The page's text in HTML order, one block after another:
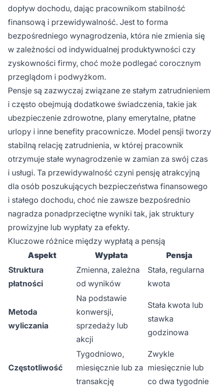
dopływ dochodu, dając pracownikom stabilność
finansową i przewidywalność. Jest to forma
bezpośredniego wynagrodzenia, która nie zmienia się
w zależności od indywidualnej produktywności czy
zyskowności firmy, choć może podlegać corocznym
przeglądom i podwyżkom.
Pensje są zazwyczaj związane ze stałym zatrudnieniem
i często obejmują dodatkowe świadczenia, takie jak
ubezpieczenie zdrowotne, plany emerytalne, płatne
urlopy i inne benefity pracownicze. Model pensji tworzy
stabilną relację zatrudnienia, w której pracownik
otrzymuje stałe wynagrodzenie w zamian za swój czas
i usługi. Ta przewidywalność czyni pensję atrakcyjną
dla osób poszukujących bezpieczeństwa finansowego
i stałego dochodu, choć nie zawsze bezpośrednio
nagradza ponadprzeciętne wyniki tak, jak struktury
prowizyjne lub wypłaty za efekty.
Kluczowe różnice między wypłatą a pensją
Aspekt
Wypłata
Pensja
Struktura
płatności
Zmienna, zależna
od wyników
Stała, regularna
kwota
Metoda
wyliczania
Na podstawie
konwersji,
sprzedaży lub
akcji
Stała kwota lub
stawka
godzinowa
Częstotliwość
Tygodniowo,
miesięcznie lub za
transakcję
Zwykle
miesięcznie lub
co dwa tygodnie